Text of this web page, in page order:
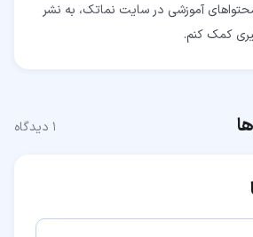
آموزشی در سایت نماتک، به نشر
کمک کنم.
۱ دیدگاه